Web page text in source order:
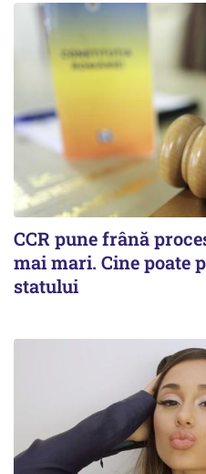
CCR pune frână
mai mari. Cine poate
statului